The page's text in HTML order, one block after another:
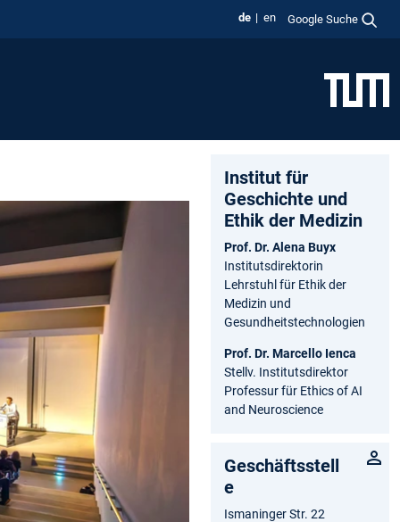
de en Google Suche
Institut für
Geschichte­ und
Ethik der Medizin
Prof. Dr. Alena Buyx
Institutsdirektorin
Lehrstuhl für Ethik der
Medizin und
Gesundheitstechnologien
Prof. Dr. Marcello Ienca
Stellv. Institutsdirektor
Professur für Ethics of AI
and Neuroscience
Geschäftsstell
e
Ismaninger Str. 22